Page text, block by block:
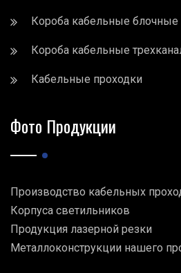
Короба кабельные
Короба кабельные
Кабельные проходки
Фото Продукции
Производство кабельных
Корпуса светильников
Продукция лазерной резки
Металлоконструкции нашего